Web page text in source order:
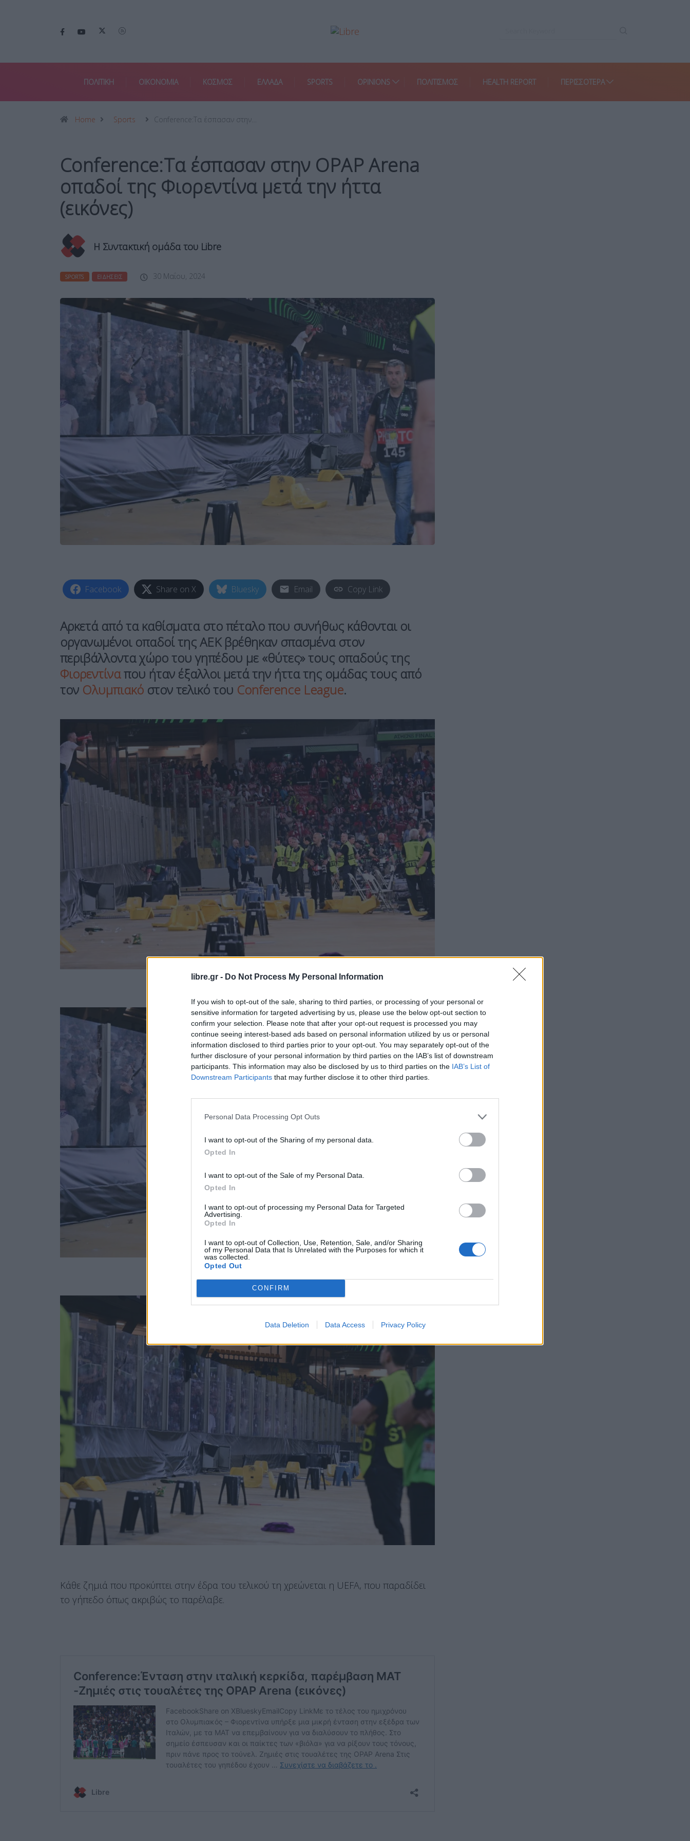
libre.gr - Do Not Process My Personal Information
If you wish to opt-out of the sale, sharing to third parties, or processing of your personal or
sensitive information for targeted advertising by us, please use the below opt-out section to
confirm your selection. Please note that after your opt-out request is processed you may
continue seeing interest-based ads based on personal information utilized by us or personal
information disclosed to third parties prior to your opt-out. You may separately opt-out of the
further disclosure of your personal information by third parties on the IAB’s list of downstream
participants. This information may also be disclosed by us to third parties on the IAB’s List of
Downstream Participants that may further disclose it to other third parties.
Personal Data Processing Opt Outs
I want to opt-out of the Sharing of my personal data.
Opted In
I want to opt-out of the Sale of my Personal Data.
Opted In
I want to opt-out of processing my Personal Data for Targeted
Advertising.
Opted In
I want to opt-out of Collection, Use, Retention, Sale, and/or Sharing
of my Personal Data that Is Unrelated with the Purposes for which it
was collected.
Opted Out
CONFIRM
Data Deletion Data Access Privacy Policy
ΠΟΛΙΤΙΚΗ ΟΙΚΟΝΟΜΙΑ ΚΟΣΜΟΣ ΕΛΛΑΔΑ SPORTS OPINIONS ΠΟΛΙΤΙΣΜΟΣ HEALTH REPORT ΠΕΡΙΣΣΌΤΕΡΑ
Home Sports Conference:Τα έσπασαν στην…
Conference:Τα έσπασαν στην OPAP Arena
οπαδοί της Φιορεντίνα μετά την ήττα
(εικόνες)
Η Συντακτική ομάδα του Libre
SPORTS ΕΙΔΉΣΕΙΣ 30 Μαΐου, 2024
Facebook Share on X Bluesky Email Copy Link
Αρκετά από τα καθίσματα στο πέταλο που συνήθως κάθονται οι
οργανωμένοι οπαδοί της ΑΕΚ βρέθηκαν σπασμένα στον
περιβάλλοντα χώρο του γηπέδου με «θύτες» τους οπαδούς της
Φιορεντίναπου ήταν έξαλλοι μετά την ήττα της ομάδας τους από
τον Ολυμπιακό στον τελικό του Conference League.
Κάθε ζημιά που προκύπτει στην έδρα του τελικού τη χρεώνεται η UEFA, που παραδίδει
το γήπεδο όπως ακριβώς το παρέλαβε.